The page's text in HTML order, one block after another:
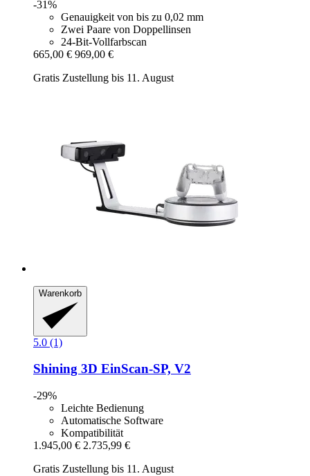
-31%
Genauigkeit von bis zu 0,02 mm
Zwei Paare von Doppellinsen
24-Bit-Vollfarbscan
665,00 € 969,00 €
Gratis Zustellung bis 11. August
Warenkorb
5.0 (1)
Shining 3D EinScan-​SP, V2
-29%
Leichte Bedienung
Automatische Software
Kompatibilität
1.945,00 € 2.735,99 €
Gratis Zustellung bis 11. August